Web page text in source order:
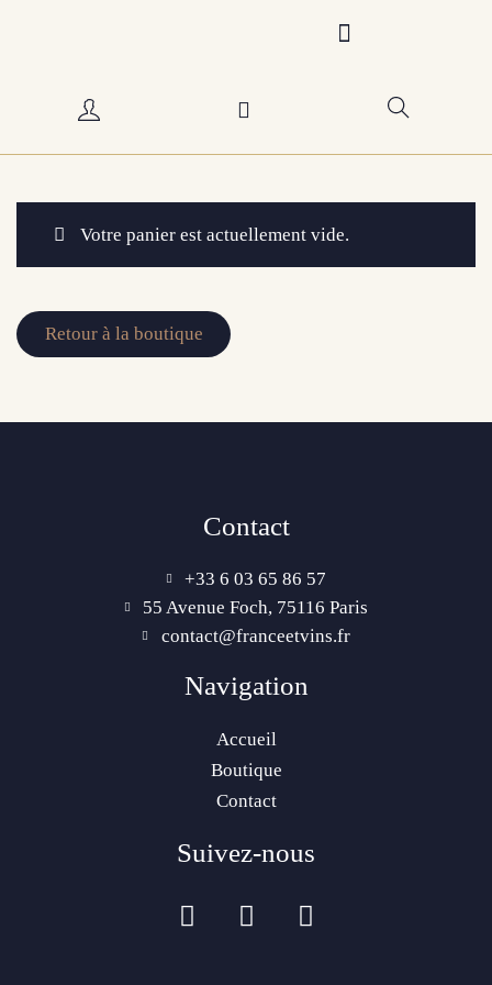
Votre panier est actuellement vide.
Retour à la boutique
Contact
+33 6 03 65 86 57‬
55 Avenue Foch, 75116 Paris
contact@franceetvins.fr
Navigation
Accueil
Boutique
Contact
Suivez-nous